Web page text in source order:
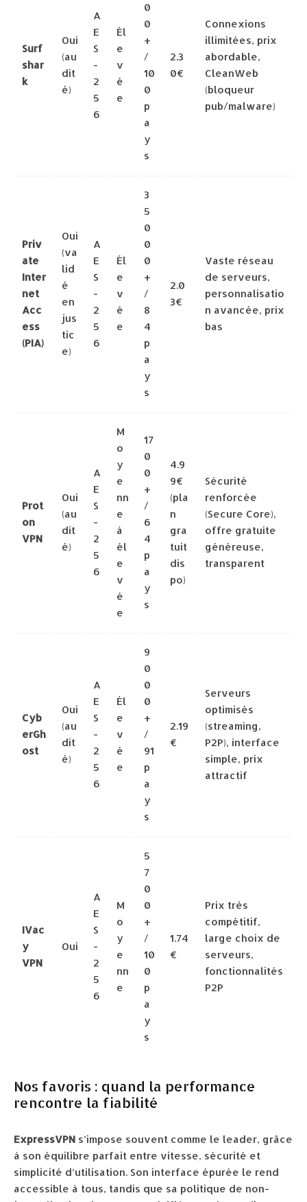
Surf
shar
k
Oui
(au
dit
é)
A
E
S
-
2
5
6
Él
e
v
é
e
0
0
+
/
10
0
p
a
y
s
2.3
0€
Connexions
illimitées, prix
abordable,
CleanWeb
(bloqueur
pub/malware)
Priv
ate
Inter
net
Acc
ess
(PIA)
Oui
(va
lid
é
en
jus
tic
e)
A
E
S
-
2
5
6
Él
e
v
é
e
3
5
0
0
0
+
/
8
4
p
a
y
s
2.0
3€
Vaste réseau
de serveurs,
personnalisatio
n avancée, prix
bas
Prot
on
VPN
Oui
(au
dit
é)
A
E
S
-
2
5
6
M
o
y
e
nn
e
à
él
e
v
é
e
17
0
0
+
/
6
4
p
a
y
s
4.9
9€
(pla
n
gra
tuit
dis
po)
Sécurité
renforcée
(Secure Core),
offre gratuite
généreuse,
transparent
Cyb
erGh
ost
Oui
(au
dit
é)
A
E
S
-
2
5
6
Él
e
v
é
e
9
0
0
0
+
/
91
p
a
y
s
2.19
€
Serveurs
optimisés
(streaming,
P2P), interface
simple, prix
attractif
IVac
y
VPN
Oui
A
E
S
-
2
5
6
M
o
y
e
nn
e
5
7
0
0
+
/
10
0
p
a
y
s
1.74
€
Prix très
compétitif,
large choix de
serveurs,
fonctionnalités
P2P
Nos favoris : quand la performance
rencontre la fiabilité
ExpressVPN s’impose souvent comme le leader, grâce
à son équilibre parfait entre vitesse, sécurité et
simplicité d’utilisation. Son interface épurée le rend
accessible à tous, tandis que sa politique de non-